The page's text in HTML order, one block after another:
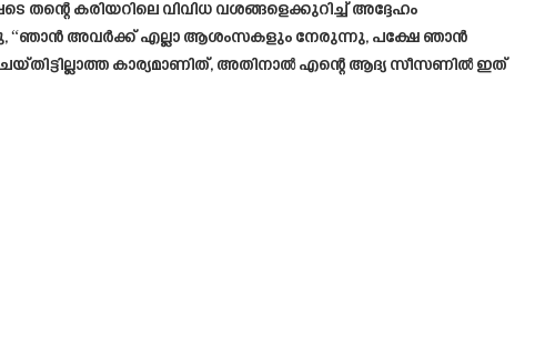
കരിയറിലെ വിവിധ വശങ്ങളെക്കുറിച്ച് അദ്ദേഹം
“ഞാൻ അവർക്ക് എല്ലാ ആശംസകളും നേരുന്നു, പക്ഷേ ഞാൻ
കാര്യമാണിത്, അതിനാൽ എന്റെ ആദ്യ സീസണിൽ ഇത്